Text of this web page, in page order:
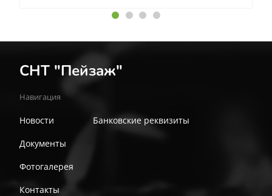
СНТ "Пейзаж"
Навигация
Новости
Документы
Фотогалерея
Контакты
Банковские реквизиты